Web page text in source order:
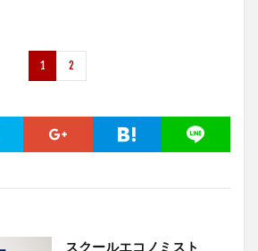
1 2
スクールエコノミスト